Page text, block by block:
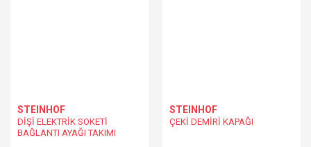
STEINHOF
DİŞİ ELEKTRİK SOKETİ
BAĞLANTI AYAĞI TAKIMI
STEINHOF
ÇEKİ DEMİRİ KAPAĞI